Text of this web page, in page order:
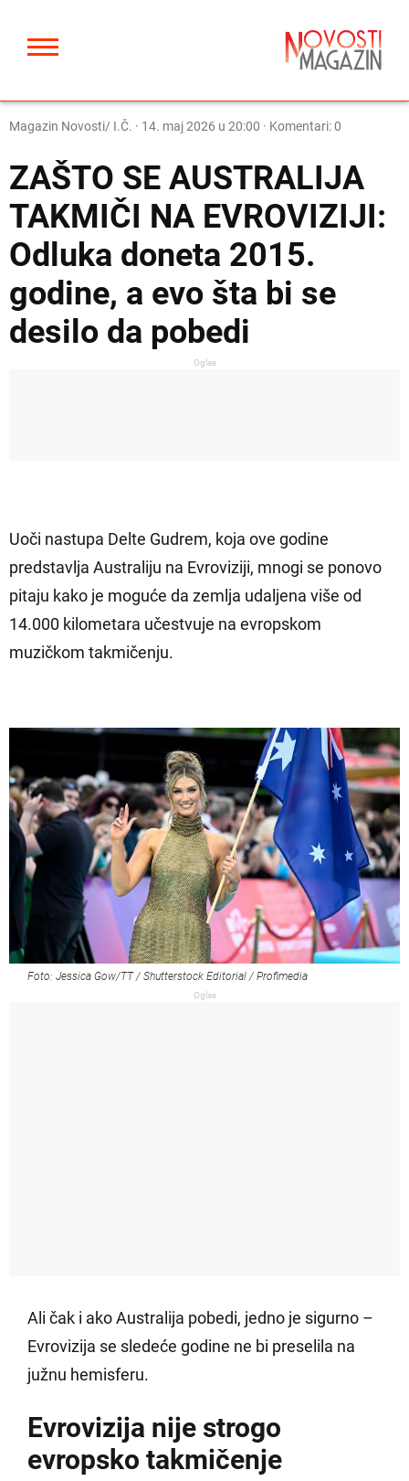
Magazin Novosti/ I.Č. · 14. maj 2026 u 20:00 · Komentari: 0
ZAŠTO SE AUSTRALIJA
TAKMIČI NA EVROVIZIJI:
Odluka doneta 2015.
godine, a evo šta bi se
desilo da pobedi
Oglas
Uoči nastupa Delte Gudrem, koja ove godine
predstavlja Australiju na Evroviziji, mnogi se ponovo
pitaju kako je moguće da zemlja udaljena više od
14.000 kilometara učestvuje na evropskom
muzičkom takmičenju.
Foto: Jessica Gow/TT / Shutterstock Editorial / Profimedia
Oglas
Ali čak i ako Australija pobedi, jedno je sigurno –
Evrovizija se sledeće godine ne bi preselila na
južnu hemisferu.
Evrovizija nije strogo
evropsko takmičenje